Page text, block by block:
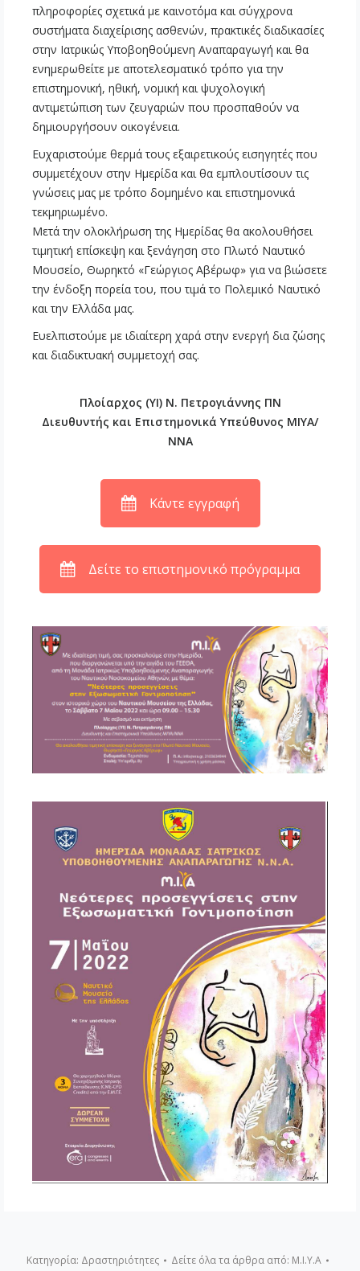
πληροφορίες σχετικά με καινοτόμα και σύγχρονα
συστήματα διαχείρισης ασθενών, πρακτικές διαδικασίες
στην Ιατρικώς Υποβοηθούμενη Αναπαραγωγή και θα
ενημερωθείτε με αποτελεσματικό τρόπο για την
επιστημονική, ηθική, νομική και ψυχολογική
αντιμετώπιση των ζευγαριών που προσπαθούν να
δημιουργήσουν οικογένεια.
Ευχαριστούμε θερμά τους εξαιρετικούς εισηγητές που
συμμετέχουν στην Ημερίδα και θα εμπλουτίσουν τις
γνώσεις μας με τρόπο δομημένο και επιστημονικά
τεκμηριωμένο.
Μετά την ολοκλήρωση της Ημερίδας θα ακολουθήσει
τιμητική επίσκεψη και ξενάγηση στο Πλωτό Ναυτικό
Μουσείο, Θωρηκτό «Γεώργιος Αβέρωφ» για να βιώσετε
την ένδοξη πορεία του, που τιμά το Πολεμικό Ναυτικό
και την Ελλάδα μας.
Ευελπιστούμε με ιδιαίτερη χαρά στην ενεργή δια ζώσης
και διαδικτυακή συμμετοχή σας.
Πλοίαρχος (ΥΙ) Ν. Πετρογιάννης ΠΝ
Διευθυντής και Επιστημονικά Υπεύθυνος ΜΙΥΑ/
ΝΝΑ
Κάντε εγγραφή
Δείτε το επιστημονικό πρόγραμμα
Κατηγορία: Δραστηριότητες Δείτε όλα τα άρθρα από: Μ.Ι.Υ.Α